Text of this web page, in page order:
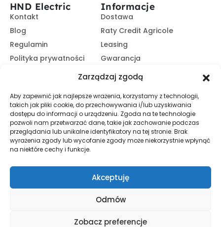
Zarządzaj zgodą
Aby zapewnić jak najlepsze wrażenia, korzystamy z technologii,
takich jak pliki cookie, do przechowywania i/lub uzyskiwania
dostępu do informacji o urządzeniu. Zgoda na te technologie
pozwoli nam przetwarzać dane, takie jak zachowanie podczas
przeglądania lub unikalne identyfikatory na tej stronie. Brak
wyrażenia zgody lub wycofanie zgody może niekorzystnie wpłynąć
na niektóre cechy i funkcje.
Akceptuję
Odmów
Zobacz preferencje
HND Electric
Kontakt
Blog
Regulamin
Polityka prywatności
Informacje
Dostawa
Raty Credit Agricole
Leasing
Gwarancja
14 dni na zwrot
Program partnerski
Zasubskrybuj nasz Newsletter
Zapisz Się
© HND Electric. 2025 - Wszelkie prawa zastrzeżone